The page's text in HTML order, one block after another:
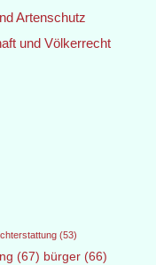
Artenschutz
und Völkerrecht
(53)
(67) bürger (66)